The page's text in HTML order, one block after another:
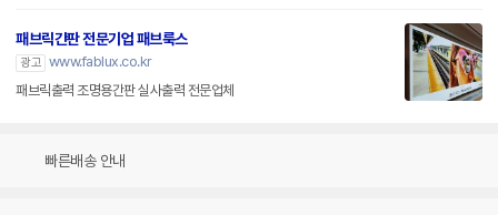
패브릭간판 전문기업 패브룩스
광고 www.fablux.co.kr
패브릭출력 조명용간판 실사출력 전문업체
빠른배송 안내